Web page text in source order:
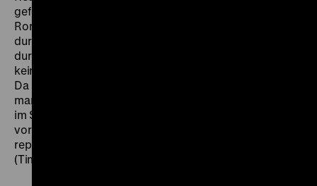
geformt. Schließlich entspinnt sich eine zarte
Romanze des Mannes mit einem Mitgefangenen, die
durch Schwenks über den Körper des „Verführers“ und
durch eine sensible Blickregie in eine sinnliche und
keineswegs diffamierende Perspektive gerückt wird.
Da Homosexualität aber als „abweichendes“ Verhalten
markiert wird, ist die Frage naheliegend, „ob der Film
im Spannungsfeld zwischen dem implizit
vorausgesetzten Geschlechtstrieb und der
repressiven Moral nicht ein Eigentor geschossen hat.“
(Tim Gallwitz,